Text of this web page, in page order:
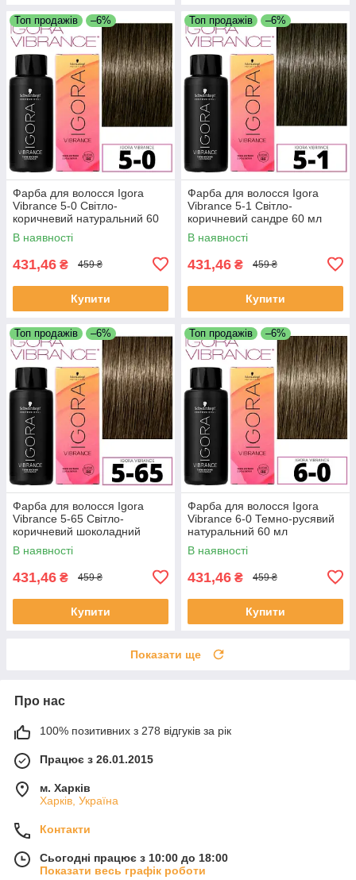
Топ продажів –6%
Фарба для волосся Igora
Vibrance 5-0 Світло-
коричневий натуральний 60
мл
В наявності
431,46 ₴ 459 ₴
Купити
Топ продажів –6%
Фарба для волосся Igora
Vibrance 5-1 Світло-
коричневий сандре 60 мл
В наявності
431,46 ₴ 459 ₴
Купити
Топ продажів –6%
Фарба для волосся Igora
Vibrance 5-65 Світло-
коричневий шоколадний
золотистий 60 мл
В наявності
431,46 ₴ 459 ₴
Купити
Топ продажів –6%
Фарба для волосся Igora
Vibrance 6-0 Темно-русявий
натуральний 60 мл
В наявності
431,46 ₴ 459 ₴
Купити
Показати ще
Про нас
100% позитивних з 278 відгуків за рік
Працює з 26.01.2015
м. Харків
Харків, Україна
Контакти
Сьогодні працює з 10:00 до 18:00
Показати весь графік роботи